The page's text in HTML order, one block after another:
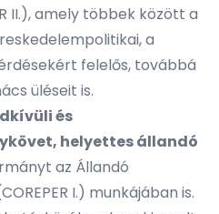
II.), amely többek között a
a
felelős, továbbá
üléseit is.
és
helyettes állandó
az Állandó
I.) munkájában is.